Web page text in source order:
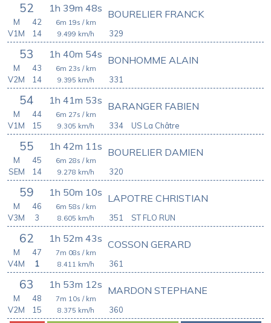
52 1h 39m 48s
329
BOURELIER FRANCK
6m 19s / km
9.499 km/h
M
42
V1M
14
53 1h 40m 54s
331
BONHOMME ALAIN
6m 23s / km
9.395 km/h
M
43
V2M
14
54 1h 41m 53s
334
BARANGER FABIEN
6m 27s / km
9.305 km/h
M
44
V1M
15 US La Châtre
55 1h 42m 11s
320
BOURELIER DAMIEN
6m 28s / km
9.278 km/h
M
45
SEM
14
59 1h 50m 10s
351
LAPOTRE CHRISTIAN
6m 58s / km
8.605 km/h
M
46
V3M
3 ST FLO RUN
62 1h 52m 43s
361
COSSON GERARD
7m 08s / km
8.411 km/h
M
47
V4M
1
63 1h 53m 12s
360
MARDON STEPHANE
7m 10s / km
8.375 km/h
M
48
V2M
15